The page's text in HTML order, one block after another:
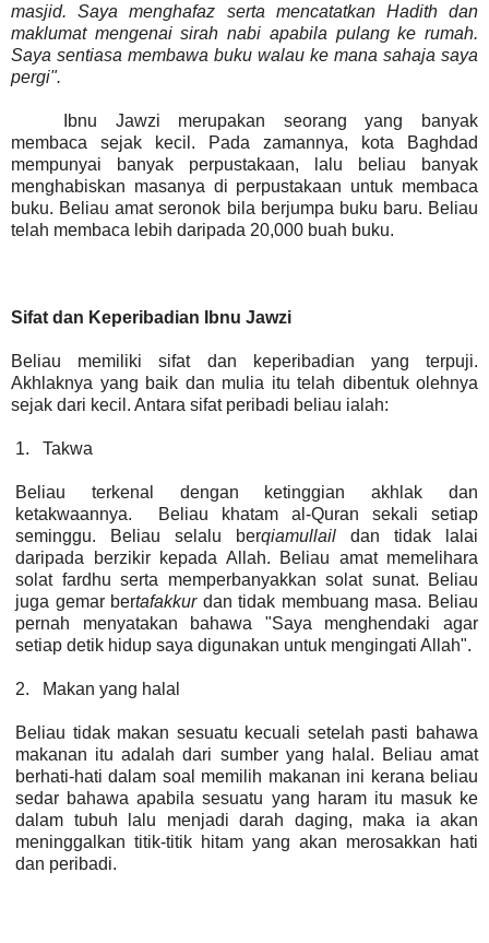
masjid. Saya menghafaz serta mencatatkan Hadith dan
maklumat mengenai sirah nabi apabila pulang ke rumah.
Saya sentiasa membawa buku walau ke mana sahaja saya
pergi".
Ibnu Jawzi merupakan seorang yang banyak
membaca sejak kecil. Pada zamannya, kota Baghdad
mempunyai banyak perpustakaan, lalu beliau banyak
menghabiskan masanya di perpustakaan untuk membaca
buku. Beliau amat seronok bila berjumpa buku baru. Beliau
telah membaca lebih daripada 20,000 buah buku.
Sifat dan Keperibadian Ibnu Jawzi
Beliau memiliki sifat dan keperibadian yang terpuji.
Akhlaknya yang baik dan mulia itu telah dibentuk olehnya
sejak dari kecil. Antara sifat peribadi beliau ialah:
1. Takwa
Beliau terkenal dengan ketinggian akhlak dan
ketakwaannya.
Beliau khatam al-Quran sekali setiap
seminggu. Beliau selalu berqiamullail dan tidak lalai
daripada berzikir kepada Allah. Beliau amat memelihara
solat fardhu serta memperbanyakkan solat sunat. Beliau
juga gemar bertafakkurdan tidak membuang masa. Beliau
pernah menyatakan bahawa "Saya menghendaki agar
setiap detik hidup saya digunakan untuk mengingati Allah".
2. Makan yang halal
Beliau tidak makan sesuatu kecuali setelah pasti bahawa
makanan itu adalah dari sumber yang halal. Beliau amat
berhati-hati dalam soal memilih makanan ini kerana beliau
sedar bahawa apabila sesuatu yang haram itu masuk ke
dalam tubuh lalu menjadi darah daging, maka ia akan
meninggalkan titik-titik hitam yang akan merosakkan hati
dan peribadi.